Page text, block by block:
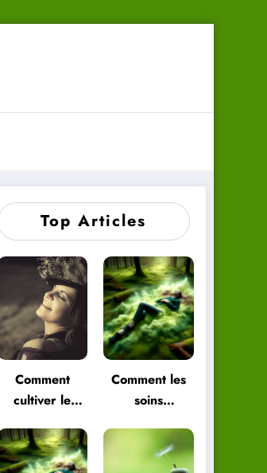
Top Articles
Comment
cultiver le
vivre pour
être plus
Comment les
soins
peuvent vous
aider à